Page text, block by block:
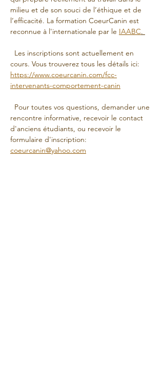
milieu et de son souci de l’éthique et de
l’efficacité. La formation CoeurCanin est
reconnue à l'internationale par le IAABC.
Les inscriptions sont actuellement en
cours. Vous trouverez tous les détails ici:
https://www.coeurcanin.com/fcc-
intervenants-comportement-canin
Pour toutes vos questions, demander une
rencontre informative, recevoir le contact
d'anciens étudiants, ou recevoir le
formulaire d'inscription:
coeurcanin@yahoo.com